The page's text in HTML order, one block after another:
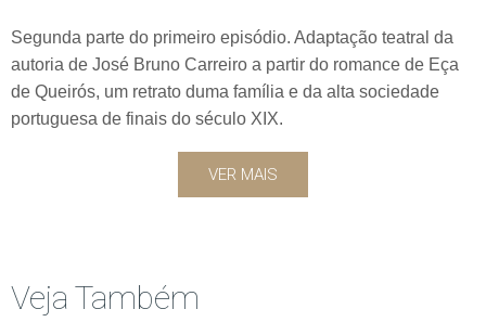
Segunda parte do primeiro episódio. Adaptação teatral da
autoria de José Bruno Carreiro a partir do romance de Eça
de Queirós, um retrato duma família e da alta sociedade
portuguesa de finais do século XIX.
VER MAIS
Veja Também